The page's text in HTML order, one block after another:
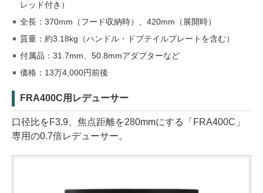
レッド付き）
全長：370mm（フード収納時）、420mm（展開時）
質量：約3.18kg（ハンドル・ドブテイルプレートを含む）
付属品：31.7mm、50.8mmアダプターなど
価格：13万4,000円前後
FRA400C用レデューサー
口径比をF3.9、焦点距離を280mmにする「FRA400C」
専用の0.7倍レデューサー。